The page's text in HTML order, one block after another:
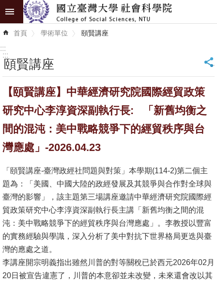
跳到主要內容區塊
進
階
識
學
學
術
單
位
研
究
消
息
公
告
首頁 學術單位 頤賢講座
:::
:::
頤賢講座 _
【頤賢講座】中華經濟研究院國際經貿政策
研究中心李淳資深副執行長: 「新舊均衡之
間的混沌：美中戰略競爭下的經貿秩序與台
灣應處」-2026.04.23
「頤賢講座-臺灣政經社問題與對策」本學期(114-2)第二個主
題為：「美國、中國大陸的政經發展及其競爭與合作對全球與
臺灣的影響」，該主題第三場講座邀請中華經濟研究院國際經
貿政策研究中心李淳資深副執行長主講「新舊均衡之間的混
沌：美中戰略競爭下的經貿秩序與台灣應處」。李教授以豐富
的實務經驗與學識，深入分析了美中對抗下世界格局更迭與臺
灣的應處之道。
李講座開宗明義指出雖然川普的對等關稅已於西元2026年02月
20日被宣告違憲了，川普的本意卻並未改變，未來還會改以其